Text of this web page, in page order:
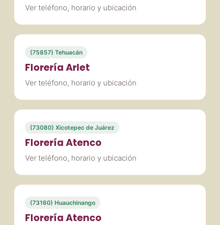
Ver teléfono, horario y ubicación
(75857) Tehuacán
Florería Arlet
Ver teléfono, horario y ubicación
(73080) Xicotepec de Juárez
Florería Atenco
Ver teléfono, horario y ubicación
(73160) Huauchinango
Florería Atenco